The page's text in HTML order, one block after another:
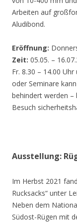
Arbeiten auf
Aludibond.
Eröffnung:
Zeit: 05.05. –
Fr. 8.30 – 14.00
oder Seminare
behindert werden –
Besuch
Ausstellung:
Im Herbst 2021
Rucksacks“ unter
Neben dem
Südost-Rügen mit